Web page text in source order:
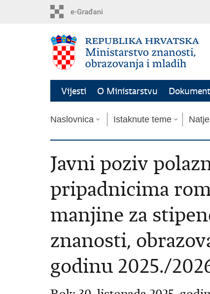
Vijesti O Ministarstvu
Naslovnica Istaknute teme
Javni poziv
pripadnicima
manjine za
znanosti,
godinu 2025./